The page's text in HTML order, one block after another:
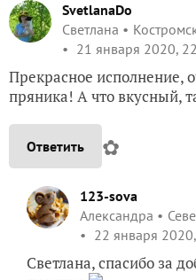
SvetlanaDo
Светлана
21 января 2020,
Прекрасное исполнение,
пряника! А что вкусный,
Ответить ✿
123-sova
Александра
22 января
Светлана, спасибо за